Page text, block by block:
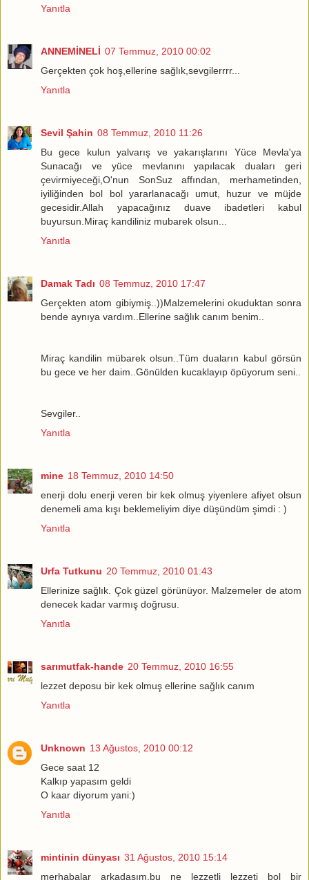
Yanıtla
ANNEMİNELİ 07 Temmuz, 2010 00:02
Gerçekten çok hoş,ellerine sağlık,sevgilerrrr...
Yanıtla
Sevil Şahin 08 Temmuz, 2010 11:26
Bu gece kulun yalvarış ve yakarışlarını Yüce Mevla'ya
Sunacağı ve yüce mevlanını yapılacak duaları geri
çevirmiyeceği,O'nun SonSuz affından, merhametinden,
iyiliğinden bol bol yararlanacağı umut, huzur ve müjde
gecesidir.Allah yapacağınız duave ibadetleri kabul
buyursun.Miraç kandiliniz mubarek olsun...
Yanıtla
Damak Tadı 08 Temmuz, 2010 17:47
Gerçekten atom gibiymiş..))Malzemelerini okuduktan sonra
bende aynıya vardım..Ellerine sağlık canım benim..
Miraç kandilin mübarek olsun..Tüm duaların kabul görsün
bu gece ve her daim..Gönülden kucaklayıp öpüyorum seni..
Sevgiler..
Yanıtla
mine 18 Temmuz, 2010 14:50
enerji dolu enerji veren bir kek olmuş yiyenlere afiyet olsun
denemeli ama kışı beklemeliyim diye düşündüm şimdi : )
Yanıtla
Urfa Tutkunu 20 Temmuz, 2010 01:43
Ellerinize sağlık. Çok güzel görünüyor. Malzemeler de atom
denecek kadar varmış doğrusu.
Yanıtla
sarımutfak-hande 20 Temmuz, 2010 16:55
lezzet deposu bir kek olmuş ellerine sağlık canım
Yanıtla
Unknown 13 Ağustos, 2010 00:12
Gece saat 12
Kalkıp yapasım geldi
O kaar diyorum yani:)
Yanıtla
mintinin dünyası 31 Ağustos, 2010 15:14
merhabalar arkadaşım,bu ne lezzetli lezzeti bol bir